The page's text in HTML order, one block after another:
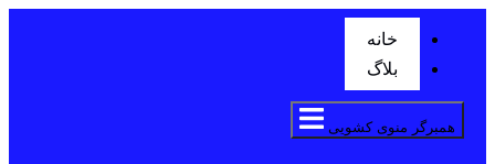
خانه
بلاگ
همبرگر منوی کشویی